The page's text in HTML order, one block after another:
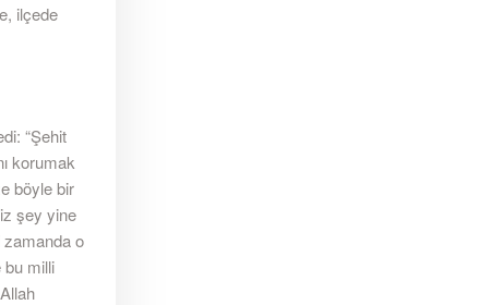
ilçede
“Şehit
korumak
böyle bir
şey yine
zamanda o
bu milli